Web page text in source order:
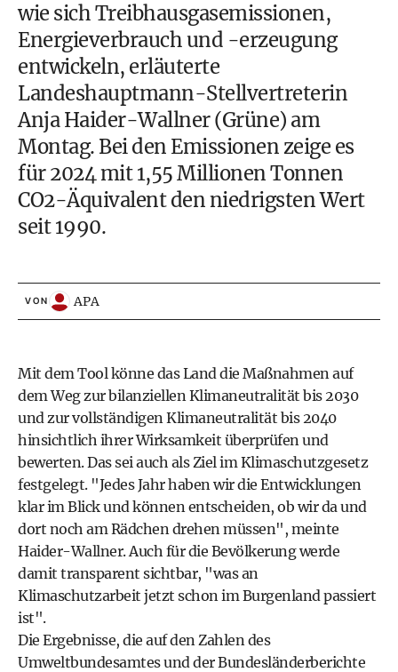
wie sich Treibhausgasemissionen,
Energieverbrauch und -erzeugung
entwickeln, erläuterte
Landeshauptmann-Stellvertreterin
Anja Haider-Wallner (Grüne) am
Montag. Bei den Emissionen zeige es
für 2024 mit 1,55 Millionen Tonnen
CO2-Äquivalent den niedrigsten Wert
seit 1990.
VON APA
Mit dem Tool könne das Land die Maßnahmen auf
dem Weg zur bilanziellen Klimaneutralität bis 2030
und zur vollständigen Klimaneutralität bis 2040
hinsichtlich ihrer Wirksamkeit überprüfen und
bewerten. Das sei auch als Ziel im Klimaschutzgesetz
festgelegt. "Jedes Jahr haben wir die Entwicklungen
klar im Blick und können entscheiden, ob wir da und
dort noch am Rädchen drehen müssen", meinte
Haider-Wallner. Auch für die Bevölkerung werde
damit transparent sichtbar, "was an
Klimaschutzarbeit jetzt schon im Burgenland passiert
ist".
Die Ergebnisse, die auf den Zahlen des
Umweltbundesamtes und der Bundesländerberichte